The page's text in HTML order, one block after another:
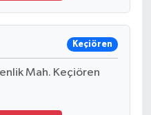
Keçiören
Mah. Keçiören